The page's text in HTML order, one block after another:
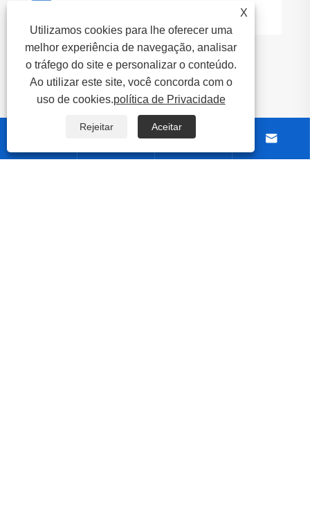
 
X
Utilizamos cookies para lhe oferecer uma
melhor experiência de navegação, analisar
o tráfego do site e personalizar o conteúdo.
Ao utilizar este site, você concorda com o
uso de cookies.política de Privacidade
Rejeitar Aceitar